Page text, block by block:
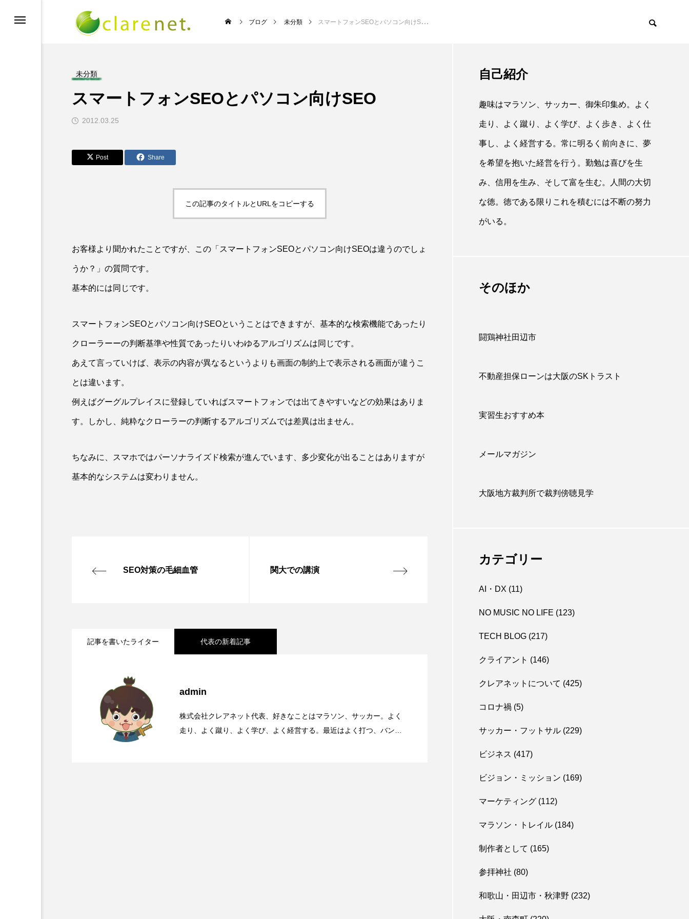
NO LIFE TECH BLOG
言うのか何なのか
2026.04.10
サッカー・フットサル
本代表と目標設定
クライアント 採用・リクルー

ブログ 未分類 スマートフォンSEOとパソコン向けSEO
未分類
スマートフォンSEOとパソコン向けSEO
2012.03.25
Post Share
この記事のタイトルとURLをコピーする
お客様より聞かれたことですが、この「スマートフォンSEOとパソコン向けSEOは違うのでしょ
うか？」の質問です。
基本的には同じです。
スマートフォンSEOとパソコン向けSEOということはできますが、基本的な検索機能であったり
クローラーーの判断基準や性質であったりいわゆるアルゴリズムは同じです。
あえて言っていけば、表示の内容が異なるというよりも画面の制約上で表示される画面が違うこ
とは違います。
例えばグーグルプレイスに登録していればスマートフォンでは出てきやすいなどの効果はありま
す。しかし、純粋なクローラーの判断するアルゴリズムでは差異は出ません。
ちなみに、スマホではパーソナライズド検索が進んでいます、多少変化が出ることはありますが
基本的なシステムは変わりません。
SEO対策の毛細血管 関大での講演
記事を書いたライター 代表の新着記事
admin
株式会社クレアネット代表、好きなことはマラソン、サッカー。よく
走り、よく蹴り、よく学び、よく経営する。最近はよく打つ、バンカ
2026.08.06 国道168号線や国道311号線を走るとき、高速道路に乗っているときに聞くべ
自己紹介
趣味はマラソン、サッカー、御朱印集め。よく
走り、よく蹴り、よく学び、よく歩き、よく仕
事し、よく経営する。常に明るく前向きに、夢
を希望を抱いた経営を行う。勤勉は喜びを生
み、信用を生み、そして富を生む。人間の大切
な徳。徳である限りこれを積むには不断の努力
がいる。
そのほか
闘鶏神社田辺市
不動産担保ローンは大阪のSKトラスト
実習生おすすめ本
メールマガジン
大阪地方裁判所で裁判傍聴見学
カテゴリー
AI・DX (11)
NO MUSIC NO LIFE (123)
TECH BLOG (217)
クライアント (146)
クレアネットについて (425)
コロナ禍 (5)
サッカー・フットサル (229)
ビジネス (417)
ビジョン・ミッション (169)
マーケティング (112)
マラソン・トレイル (184)
制作者として (165)
参拝神社 (80)
和歌山・田辺市・秋津野 (232)